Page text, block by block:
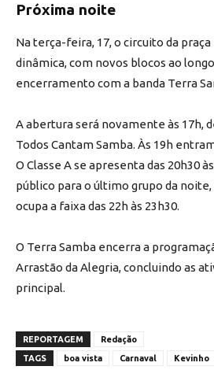
Próxima noite
Na terça-feira, 17, o circuito da
dinâmica, com novos blocos ao
encerramento com a banda Terra
A abertura será novamente às 17h,
Todos Cantam Samba. Às 19h
O Classe A se apresenta das 20h30
público para o último grupo da noite,
ocupa a faixa das 22h às 23h30.
O Terra Samba encerra a
Arrastão da Alegria, concluindo as
principal.
REPORTAGEM
Redação
TAGS
boa vista Carnaval Kevinho